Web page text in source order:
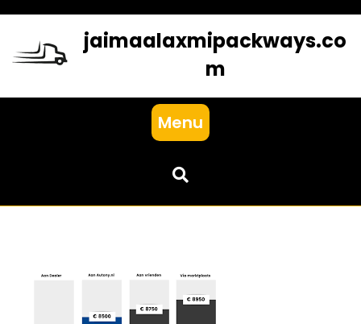
content
jaimaalaxmipackways.co
m
Menu